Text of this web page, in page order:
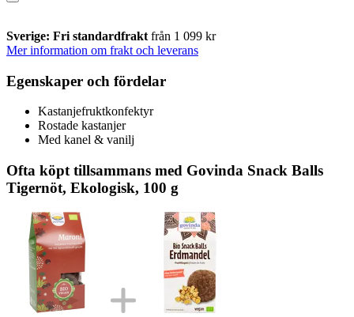
Sverige: Fri standardfrakt från 1 099 kr
Mer information om frakt och leverans
Egenskaper och fördelar
Kastanjefruktkonfektyr
Rostade kastanjer
Med kanel & vanilj
Ofta köpt tillsammans med Govinda Snack Balls
Tigernöt, Ekologisk, 100 g